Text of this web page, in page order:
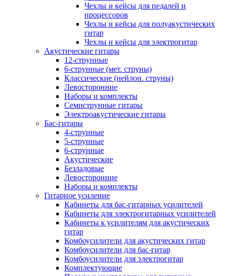
Чехлы и кейсы для педалей и
процессоров
Чехлы и кейсы для полуакустических
гитар
Чехлы и кейсы для электрогитар
Акустические гитары
12-струнные
6-струнные (мет. струны)
Классические (нейлон. струны)
Левосторонние
Наборы и комплекты
Семиструнные гитары
Электроакустические гитары
Бас-гитары
4-струнные
5-струнные
6-струнные
Акустические
Безладовые
Левосторонние
Наборы и комплекты
Гитарное усиление
Кабинеты для бас-гитарных усилителей
Кабинеты для электрогитарных усилителей
Кабинеты к усилителям для акустических
гитар
Комбоусилители для акустических гитар
Комбоусилители для бас-гитар
Комбоусилители для электрогитар
Комплектующие